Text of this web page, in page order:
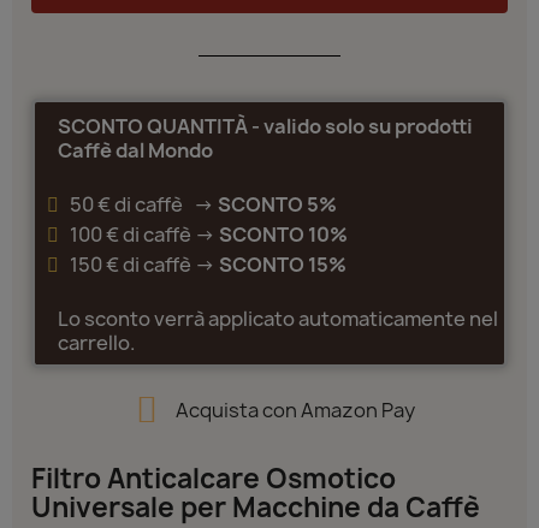
SCONTO QUANTITÀ - valido solo su prodotti
Caffè dal Mondo
50 € di caffè -> SCONTO 5%
100 € di caffè -> SCONTO 10%
150 € di caffè -> SCONTO 15%
Lo sconto verrà applicato automaticamente nel
carrello.
Acquista con Amazon Pay
Filtro Anticalcare Osmotico
Universale per Macchine da Caffè